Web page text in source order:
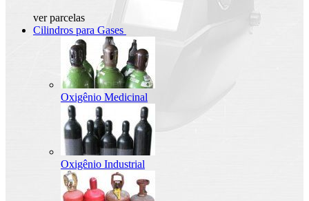
ver parcelas
Cilindros para Gases
Oxigênio Medicinal
Oxigênio Industrial